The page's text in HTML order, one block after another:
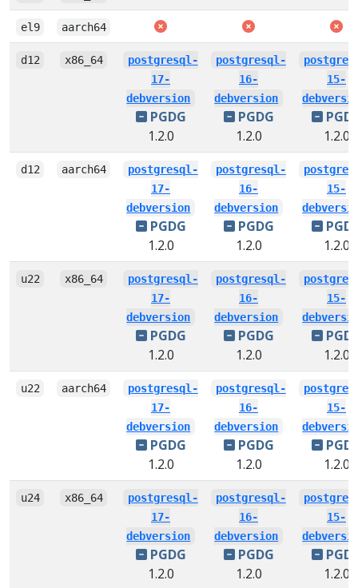
el9 aarch64
d12 x86_64
postgresql-
17-
debversion
PGDG
1.2.0
postgresql-
16-
debversion
PGDG
1.2.0
15-
1.2.0
d12 aarch64
postgresql-
17-
debversion
PGDG
1.2.0
postgresql-
16-
debversion
PGDG
1.2.0
15-
1.2.0
u22 x86_64
postgresql-
17-
debversion
PGDG
1.2.0
postgresql-
16-
debversion
PGDG
1.2.0
15-
1.2.0
u22 aarch64
postgresql-
17-
debversion
PGDG
1.2.0
postgresql-
16-
debversion
PGDG
1.2.0
15-
1.2.0
u24 x86_64
postgresql-
17-
debversion
PGDG
1.2.0
postgresql-
16-
debversion
PGDG
1.2.0
15-
1.2.0